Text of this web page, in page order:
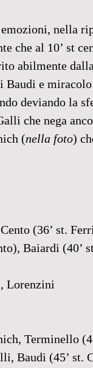
nella
che al 10’ st
abilmente
e
deviando la
che nega
(nella foto)
(36’ st.
Baiardi (40’
Lorenzini
Terminello
Baudi (45’ st.